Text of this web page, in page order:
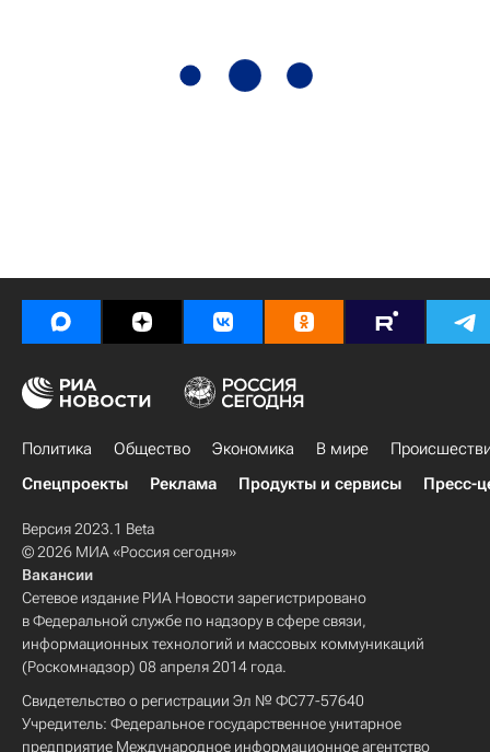
Политика Общество Экономика В мире
Спецпроекты
Реклама Продукты и сервисы Пресс-
Версия 2023.1 Beta
© 2026 МИА «Россия сегодня»
Вакансии
Сетевое издание РИА Новости зарегистрировано
в Федеральной службе по надзору в сфере связи,
информационных технологий и массовых коммуникаций
(Роскомнадзор) 08 апреля 2014 года.
Свидетельство о регистрации Эл № ФС77-57640
Учредитель: Федеральное государственное унитарное
предприятие Международное информационное агентство